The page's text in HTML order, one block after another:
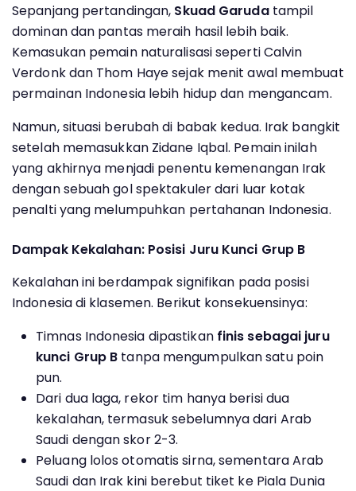
Sepanjang pertandingan, Skuad Garudatampil
dominan dan pantas meraih hasil lebih baik.
Kemasukan pemain naturalisasi seperti Calvin
Verdonk dan Thom Haye sejak menit awal membuat
permainan Indonesia lebih hidup dan mengancam.
Namun, situasi berubah di babak kedua. Irak bangkit
setelah memasukkan Zidane Iqbal. Pemain inilah
yang akhirnya menjadi penentu kemenangan Irak
dengan sebuah gol spektakuler dari luar kotak
penalti yang melumpuhkan pertahanan Indonesia.
Dampak Kekalahan: Posisi Juru Kunci Grup B
Kekalahan ini berdampak signifikan pada posisi
Indonesia di klasemen. Berikut konsekuensinya:
Timnas Indonesia dipastikan finis sebagai juru
kunci Grup B tanpa mengumpulkan satu poin
pun.
Dari dua laga, rekor tim hanya berisi dua
kekalahan, termasuk sebelumnya dari Arab
Saudi dengan skor 2-3.
Peluang lolos otomatis sirna, sementara Arab
Saudi dan Irak kini berebut tiket ke Piala Dunia